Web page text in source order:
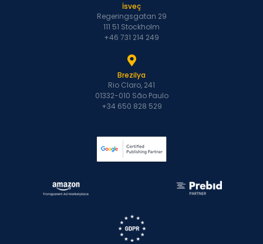
İsveç
Regeringsgatan 29
111 51 Stockholm
+46 731 214 249
Brezilya
Rio Claro, 241
01332-010 São Paulo
+34 650 828 529